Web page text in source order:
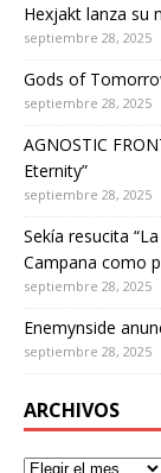
Hexjakt lanza su
septiembre 28, 2025
Gods of
septiembre 28, 2025
AGNOSTIC
Eternity”
septiembre 28, 2025
Sekía resucita
Campana como
septiembre 28, 2025
Enemynside
septiembre 28, 2025
ARCHIVOS